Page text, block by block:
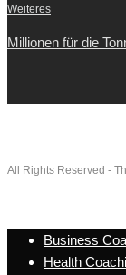
Weiteres
Millionen für die
All Rights Reserved -
Business
Health